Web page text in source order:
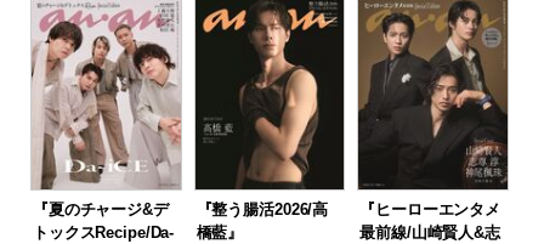
『夏のチャージ&デ
トックスRecipe/Da-
『整う腸活2026/高
橋藍』
『ヒーローエンタメ
最前線/山崎賢人&志